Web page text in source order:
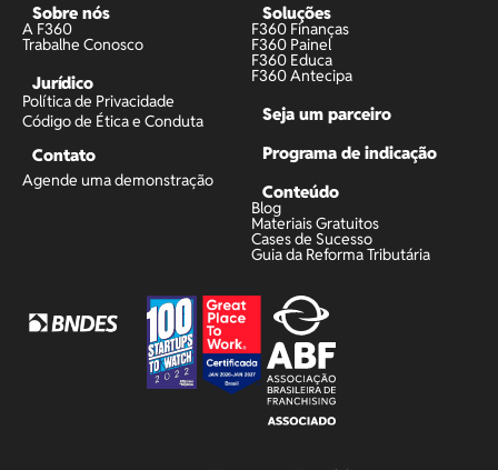
Sobre nós
A F360
Trabalhe Conosco
Jurídico
Política de Privacidade
Código de Ética e Conduta
Contato
Agende uma demonstração
Soluções
F360 Finanças
F360 Painel
F360 Educa
F360 Antecipa
Seja um parceiro
Programa de indicação
Conteúdo
Blog
Materiais Gratuitos
Cases de Sucesso
Guia da Reforma Tributária